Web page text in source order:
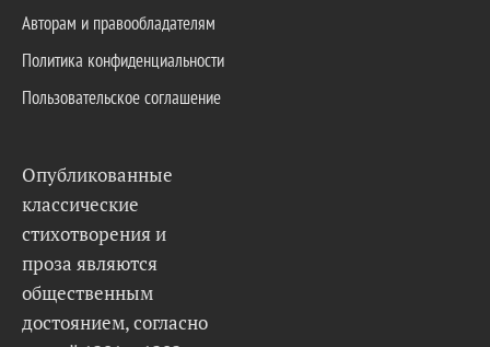
Авторам и правообладателям
Политика конфиденциальности
Пользовательское соглашение
Опубликованные
классические
стихотворения и
проза являются
общественным
достоянием, согласно